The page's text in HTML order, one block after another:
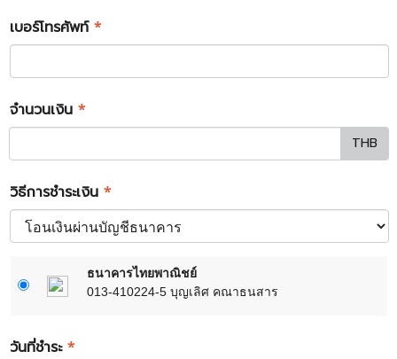
เบอร์โทรศัพท์ *
จำนวนเงิน *
THB
วิธีการชำระเงิน *
ธนาคารไทยพาณิชย์
013-410224-5 บุญเลิศ คณาธนสาร
วันที่ชำระ *